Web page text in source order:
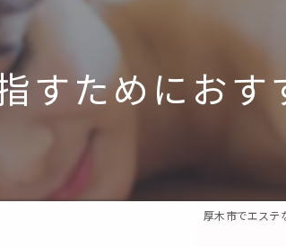
すためにお
厚木市でエステ